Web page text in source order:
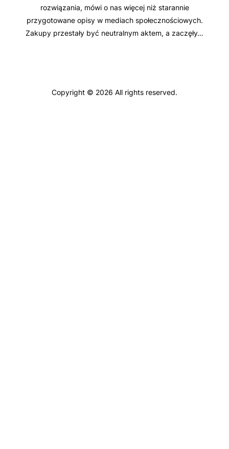
rozwiązania, mówi o nas więcej niż starannie
przygotowane opisy w mediach społecznościowych.
Zakupy przestały być neutralnym aktem, a zaczęły…
Copyright © 2026 All rights reserved.